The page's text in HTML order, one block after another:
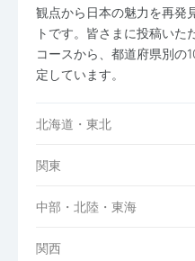
観点から日本の魅力を再発
トです。皆さまに投稿いた
コースから、都道府県別の
定しています。
北海道・東北
関東
中部・北陸・東海
関西